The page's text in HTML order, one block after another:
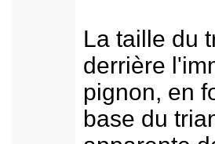
La taille du
derrière
pignon, en
base du